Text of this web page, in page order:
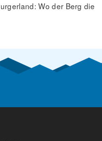
Wo der Berg die